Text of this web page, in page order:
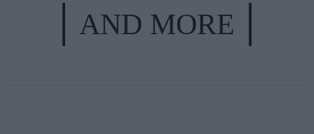
AND MORE